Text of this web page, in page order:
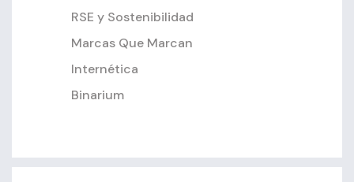
RSE y Sostenibilidad
Marcas Que Marcan
Internética
Binarium